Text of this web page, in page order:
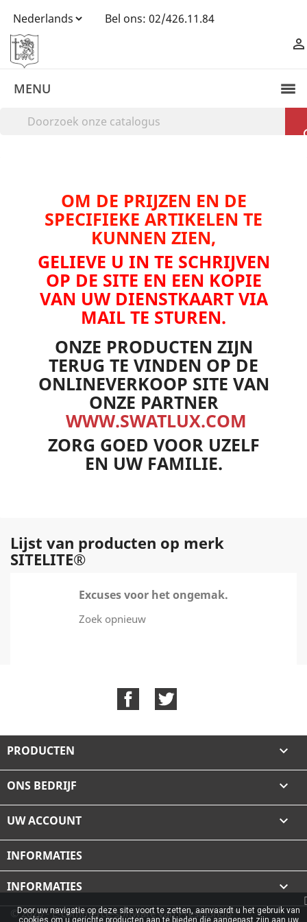
Bel ons: 02/426.11.84

MENU
OM DE PRIJZEN EN DE
SPECIFIEKE ARTIKELEN TE
KUNNEN ZIEN,
GELIEVE U IN TE SCHRIJVEN
OP DE SITE EN EEN KOPIE
VAN UW DIENSTKAART VIA
MAIL TE STUREN.
ONZE PRODUCTEN ZIJN
TERUG TE VINDEN OP DE
ONLINEVERKOOP SITE VAN
ONZE PARTNER
WWW.SWATLUX.COM
ZORG GOED VOOR UZELF
EN UW FAMILIE.
Lijst van producten op merk
SITELITE®
Excuses voor het ongemak.
Zoek opnieuw
Facebook
PRODUCTEN 
ONS BEDRIJF 
UW ACCOUNT 
INFORMATIES
INFORMATIES 
© 2026 - E-commerce-software van PrestaShop™
Door uw navigatie op deze site voort te zetten, aanvaardt u het gebruik van
cookies om u gerichte producten aan te bieden die aangepast zijn aan uw